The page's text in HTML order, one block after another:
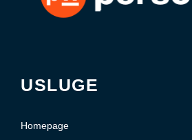
USLUGE
Homepage